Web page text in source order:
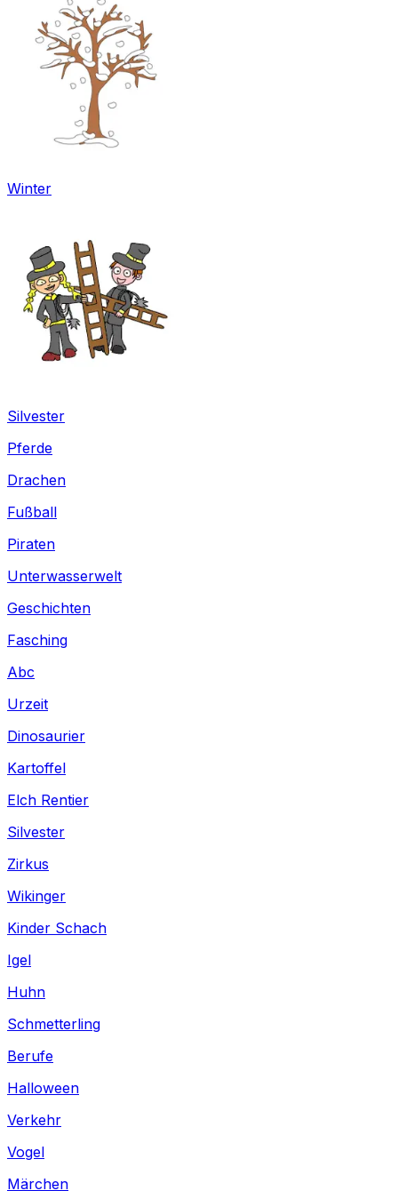
Winter
Silvester
Pferde
Drachen
Fußball
Piraten
Unterwasserwelt
Geschichten
Fasching
Abc
Urzeit
Dinosaurier
Kartoffel
Elch Rentier
Silvester
Zirkus
Wikinger
Kinder Schach
Igel
Huhn
Schmetterling
Berufe
Halloween
Verkehr
Vogel
Märchen